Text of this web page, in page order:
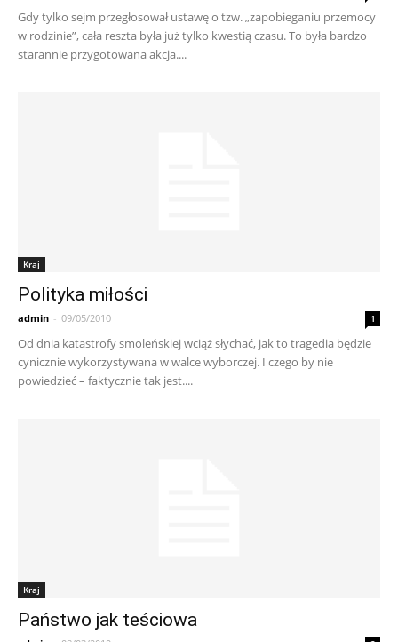
Gdy tylko sejm przegłosował ustawę o tzw. „zapobieganiu przemocy
w rodzinie”, cała reszta była już tylko kwestią czasu. To była bardzo
starannie przygotowana akcja....
Kraj
Polityka miłości
admin - 09/05/2010 1
Od dnia katastrofy smoleńskiej wciąż słychać, jak to tragedia będzie
cynicznie wykorzystywana w walce wyborczej. I czego by nie
powiedzieć – faktycznie tak jest....
Kraj
Państwo jak teściowa